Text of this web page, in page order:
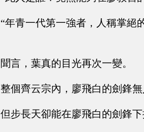
“年青一代第一強者，人稱掌絕
聞言，葉真的目光再次一變。
整個齊云宗內，廖飛白的劍鋒
但步長天卻能在廖飛白的劍鋒